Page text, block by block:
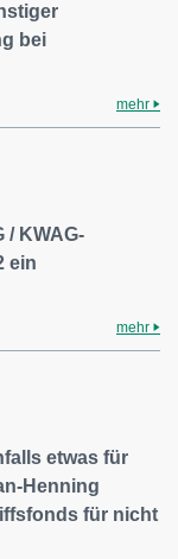
bei
mehr
/ KWAG-
ein
mehr
etwas für
Henning
für nicht